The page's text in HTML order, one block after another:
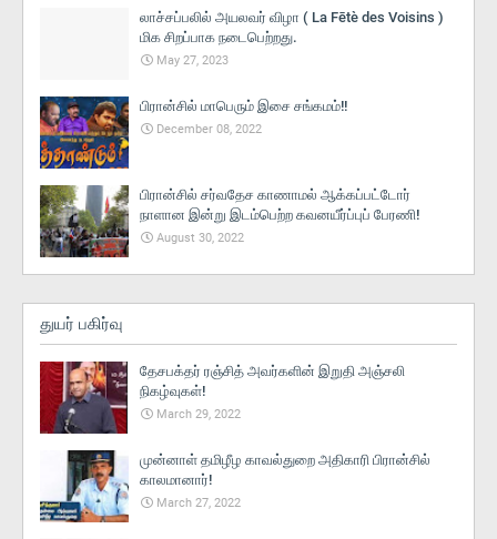
லாச்சப்பலில் அயலவர் விழா ( La Fētè des Voisins )
மிக சிறப்பாக நடைபெற்றது.
May 27, 2023
பிரான்சில் மாபெரும் இசை சங்கமம்!!
December 08, 2022
பிரான்சில் சர்வதேச காணாமல் ஆக்கப்பட்டோர்
நாளான இன்று இடம்பெற்ற கவனயீர்ப்புப் பேரணி!
August 30, 2022
துயர் பகிர்வு
தேசபக்தர் ரஞ்சித் அவர்களின் இறுதி அஞ்சலி
நிகழ்வுகள்!
March 29, 2022
முன்னாள் தமிழீழ காவல்துறை அதிகாரி பிரான்சில்
காலமானார்!
March 27, 2022